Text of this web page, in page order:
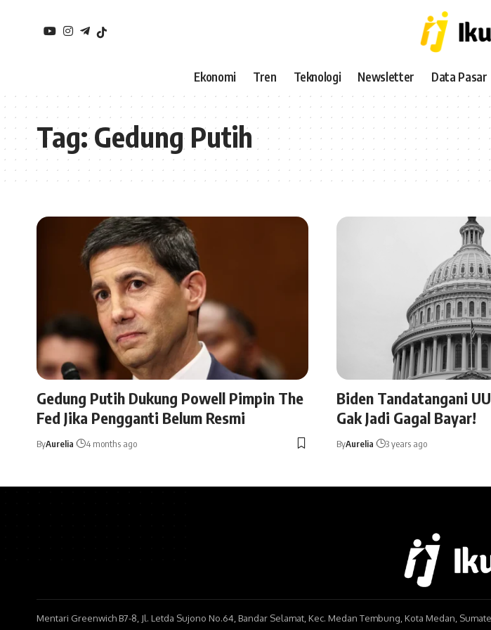
Ekonomi Tren Teknologi Newsletter Data Pasar
Tag:Gedung Putih
Gedung Putih Dukung Powell Pimpin The
Fed Jika Pengganti Belum Resmi
ByAurelia 4 months ago
Biden Tandatangani
Gak Jadi Gagal Bayar!
ByAurelia 3 years ago
Mentari Greenwich B7-8, Jl. Letda Sujono No.64, Bandar Selamat, Kec. Medan Tembung, Kota Medan,